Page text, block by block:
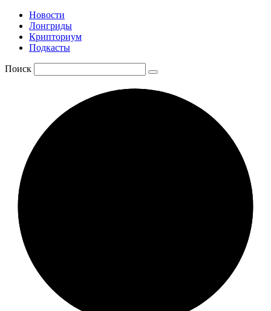
Новости
Лонгриды
Крипториум
Подкасты
Поиск